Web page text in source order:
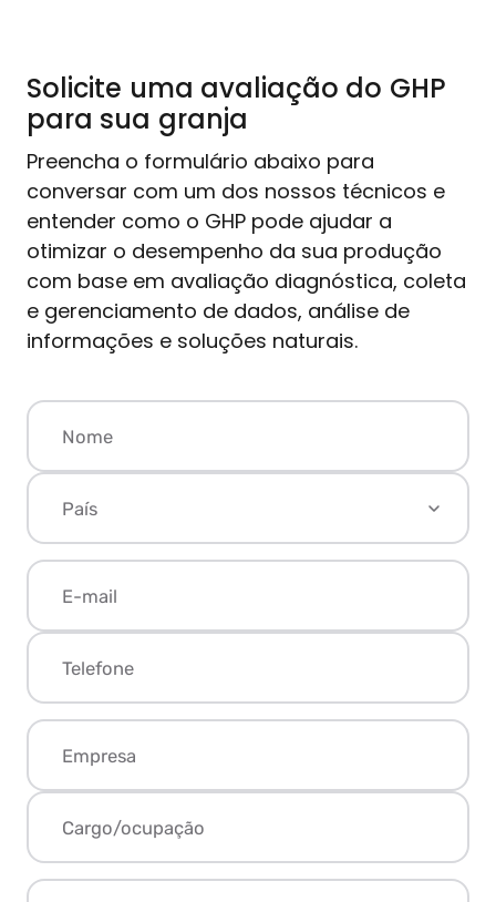
Solicite uma avaliação do GHP
para sua granja
Preencha o formulário abaixo para
conversar com um dos nossos técnicos e
entender como o GHP pode ajudar a
otimizar o desempenho da sua produção
com base em avaliação diagnóstica, coleta
e gerenciamento de dados, análise de
informações e soluções naturais.